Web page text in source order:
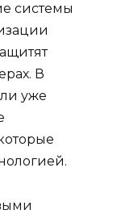
системы
В
уже